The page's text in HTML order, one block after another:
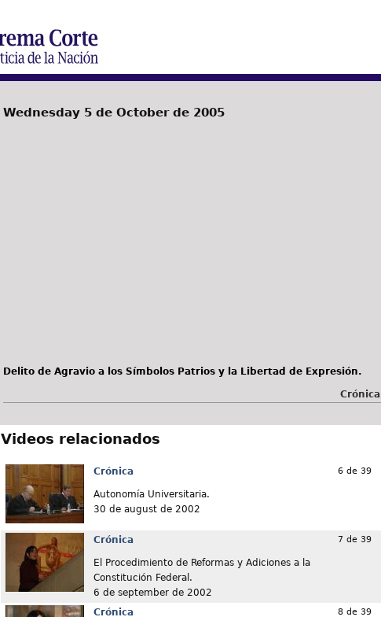
Wednesday 5 de October de 2005
Delito de Agravio a los Símbolos Patrios y la Libertad de Expresión.
Crónica
Videos relacionados
Crónica
Autonomía Universitaria.
30 de august de 2002
6 de 39
Crónica
El Procedimiento de Reformas y Adiciones a la
Constitución Federal.
6 de september de 2002
7 de 39
Crónica 8 de 39